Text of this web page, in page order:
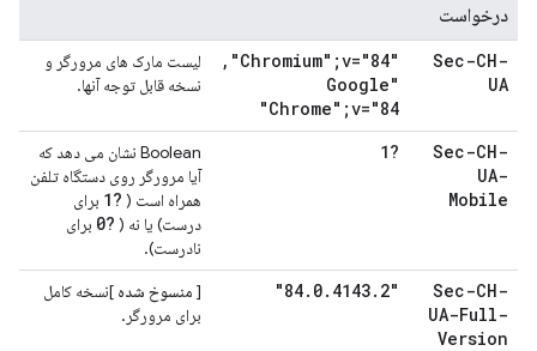
درخواست
Sec-CH-
UA
"Chromium";v="84"
,
"Google
Chrome";v="84"
لیست مارک های مرورگر و
نسخه قابل توجه آنها.
Sec-CH-
UA-
Mobile
?1
Boolean نشان می دهد که
آیا مرورگر روی دستگاه تلفن
همراه است ( ?1
برای
درست) یا نه ( ?0
برای
نادرست).
Sec-CH-
UA-Full-
Version
"84
. 0. 4143. 2"
[ منسوخ شده ]نسخه کامل
برای مرورگر.